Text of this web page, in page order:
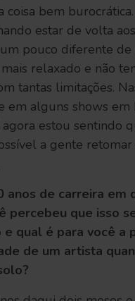
coisa bem
estar de volta
um pouco diferente
relaxado e não
tantas limitações.
em alguns shows em
estou sentindo
a gente retomar
anos de carreira em
percebeu que isso
e qual é para você a
de um artista